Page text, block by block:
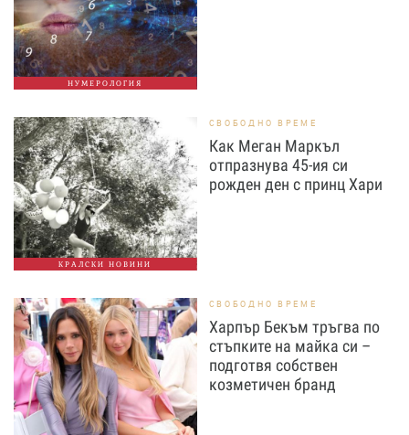
НУМЕРОЛОГИЯ
КРАЛСКИ НОВИНИ
СВОБОДНО ВРЕМЕ
Как Меган Маркъл
отпразнува 45-ия си
рожден ден с принц Хари
СВОБОДНО ВРЕМЕ
Харпър Бекъм тръгва по
стъпките на майка си –
подготвя собствен
козметичен бранд